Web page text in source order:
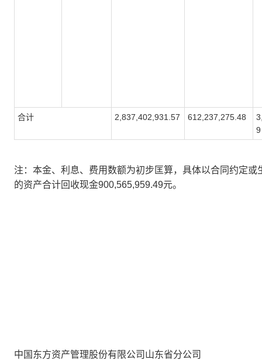
合计 2,837,402,931.57 612,237,275.48
9
注：本金、利息、费用数额为初步匡算，具体以合同约定或
的资产合计回收现金900,565,959.49元。
中国东方资产管理股份有限公司山东省分公司